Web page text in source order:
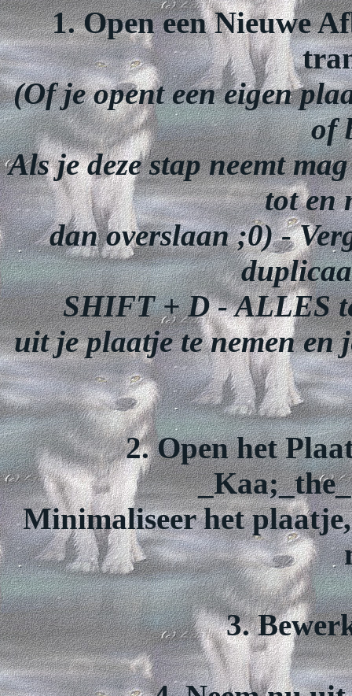
1. Open een Nieuwe
(Of je opent een eigen
of
Als je deze stap neemt
tot en
dan overslaan ;0) -
SHIFT + D - ALLES
uit je plaatje te nemen en
2. Open het
Minimaliseer het
3.